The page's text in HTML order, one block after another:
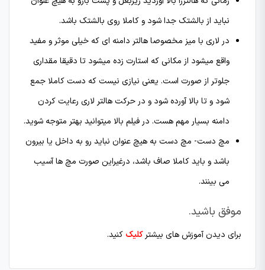
نباید از بالشتک جدا شود و کاملا روی بالشتک باشد.
در لاری با میز مخصوصا هالتر دامنه ای که خیلی موثر و مفید
واقع میشود از مکانی که استارت زده میشود تا دقیقا مقداری
جلوتر از صورت است. یعنی نیازی نیست که دست کاملا جمع
شود و تا بالا آورده شود و در حرکت هالتر لاری رعایت کردن
دامنه بسیار مهم هست. در فیلم بالا میتوانید بهتر متوجه شوید.
مچ دست- مچ دست به هیچ عنوان نباید رو به داخل یا بیرون
باشد و باید کاملا صاف باشد، درغیراین صورت مچ ها آسیب
می بینند.
موفق باشید.
برای دیدن آموزش های بیشترکلیک کنید.